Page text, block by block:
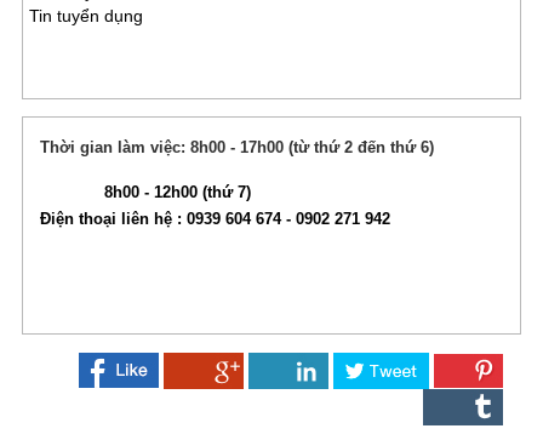
Tin tuyển dụng
Thời gian làm việc: 8h00 - 17h00 (từ thứ 2 đến thứ 6)
8h00 - 12h00 (thứ 7)
Điện thoại liên hệ : 0939 604 674 - 0902 271 942